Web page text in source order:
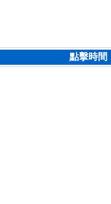
點擊時間